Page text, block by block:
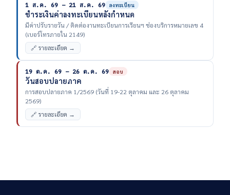
1 ส.ค. 69 – 21 ส.ค. 69 ลงทะเบียน
ชำระเงินค่าลงทะเบียนหลังกำหนด
มีค่าปรับรายวัน / ติดต่องานทะเบียนการเรียนฯ ช่องบริการหมายเลข 4
(เบอร์โทรภายใน 2149)
🔗 รายละเอียด →
19 ต.ค. 69 – 26 ต.ค. 69 สอบ
วันสอบปลายภาค
การสอบปลายภาค 1/2569 (วันที่ 19-22 ตุลาคม และ 26 ตุลาคม
2569)
🔗 รายละเอียด →